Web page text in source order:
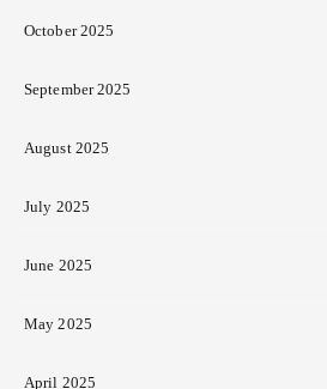
October 2025
September 2025
August 2025
July 2025
June 2025
May 2025
April 2025